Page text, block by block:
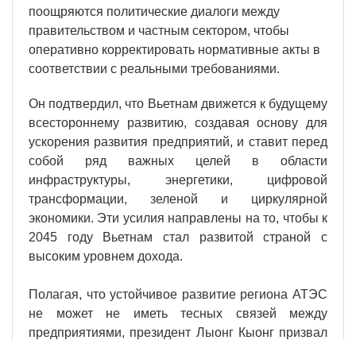
поощряются политические диалоги между
правительством и частным сектором, чтобы
оперативно корректировать нормативные акты в
соответствии с реальными требованиями.
Он подтвердил, что Вьетнам движется к будущему
всестороннему развитию, создавая основу для
ускорения развития предприятий, и ставит перед
собой ряд важных целей в области
инфраструктуры, энергетики, цифровой
трансформации, зеленой и циркулярной
экономики. Эти усилия направлены на то, чтобы к
2045 году Вьетнам стал развитой страной с
высоким уровнем дохода.
Полагая, что устойчивое развитие региона АТЭС
не может не иметь тесных связей между
предприятиями, президент Лыонг Кыонг призвал